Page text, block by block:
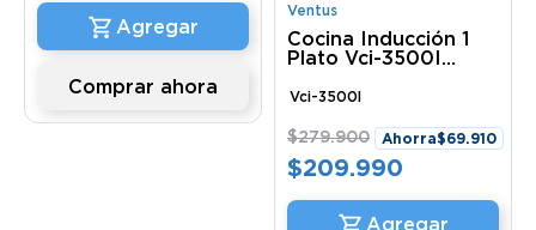
Comprar ahora
Ventus
Cocina Inducción 1
Plato Vci-3500I
Vci-3500I
$279.900 Ahorra$69.910
$209.990